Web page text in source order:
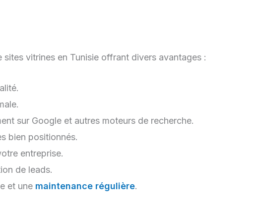
vitrines en Tunisie offrant divers avantages :
sur Google et autres moteurs de recherche.
bien positionnés.
entreprise.
de leads.
et une maintenance régulière.